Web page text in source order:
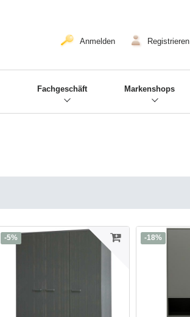
Anmelden Registrieren
Fachgeschäft Markenshops
-5% -18%